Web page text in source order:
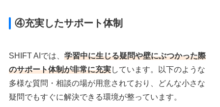
④充実したサポート体制
SHIFT AIでは、学習中に生じる疑問や壁にぶつかった際
のサポート体制が非常に充実しています。以下のような
多様な質問・相談の場が用意されており、どんな小さな
疑問でもすぐに解決できる環境が整っています。